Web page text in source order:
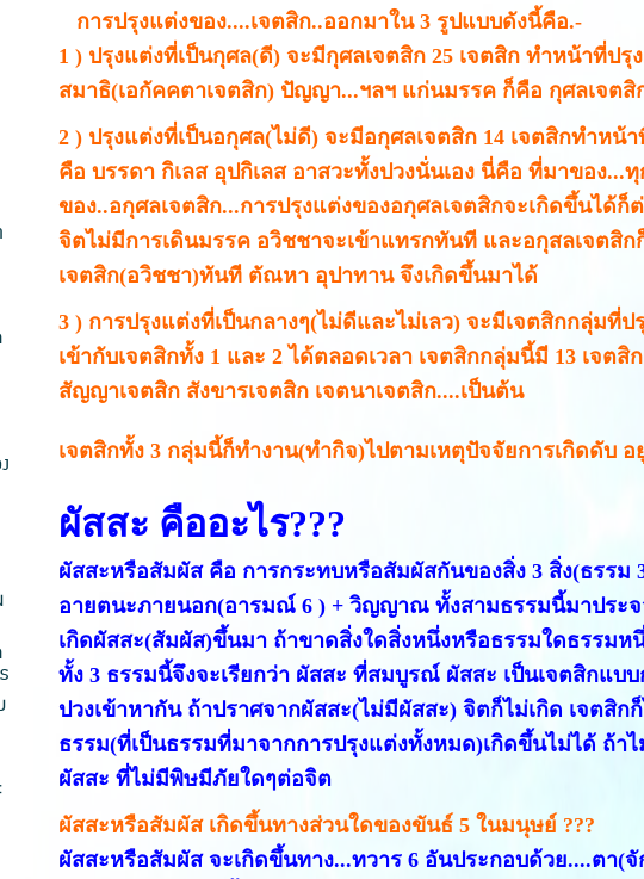
การปรุงแต่งของ....เจตสิก..ออกมาใน 3 รูปแบบดังนี้คือ.-
1 ) ปรุงแต่งที่เป็นกุศล(ดี) จะมีกุศลเจตสิก 25 เจตสิก ทำหน้าที่ป
สมาธิ(เอกัคคตาเจตสิก) ปัญญา...ฯลฯ แก่นมรรค ก็คือ กุศลเจตสิ
2 ) ปรุงแต่งที่เป็นอกุศล(ไม่ดี) จะมีอกุศลเจตสิก 14 เจตสิกทำห
คือ บรรดา กิเลส อุปกิเลส อาสวะทั้งปวงนั่นเอง นี่คือ ที่มาของ...
ของ..อกุศลเจตสิก...การปรุงแต่งของอกุศลเจตสิกจะเกิดขึ้นได้
จิตไม่มีการเดินมรรค อวิชชาจะเข้าแทรกทันที และอกุสลเจตสิ
เจตสิก(อวิชชา)ทันที ตัณหา อุปาทาน จึงเกิดขึ้นมาได้
3 ) การปรุงแต่งที่เป็นกลางๆ(ไม่ดีและไม่เลว) จะมีเจตสิกกลุ่มที่
เข้ากับเจตสิกทั้ง 1 และ 2 ได้ตลอดเวลา เจตสิกกลุ่มนี้มี 13 เจตสิ
สัญญาเจตสิก สังขารเจตสิก เจตนาเจตสิก....เป็นต้น
เจตสิกทั้ง 3 กลุ่มนี้ก็ทำงาน(ทำกิจ)ไปตามเหตุปัจจัยการเกิดดับ
ผัสสะ คืออะไร???
ผัสสะหรือสัมผัส คือ การกระทบหรือสัมผัสกันของสิ่ง 3 สิ่ง(ธรรม
อายตนะภายนอก(อารมณ์ 6 ) + วิญญาณ ทั้งสามธรรมนี้มาประ
เกิดผัสสะ(สัมผัส)ขึ้นมา ถ้าขาดสิ่งใดสิ่งหนึ่งหรือธรรมใดธรรมห
ทั้ง 3 ธรรมนี้จึงจะเรียกว่า ผัสสะ ที่สมบูรณ์ ผัสสะ เป็นเจตสิกแบ
ปวงเข้าหากัน ถ้าปราศจากผัสสะ(ไม่มีผัสสะ) จิตก็ไม่เกิด เจตสิก
ธรรม(ที่เป็นธรรมที่มาจากการปรุงแต่งทั้งหมด)เกิดขึ้นไม่ได้ ถ้
ผัสสะ ที่ไม่มีพิษมีภัยใดๆต่อจิต
ผัสสะหรือสัมผัส เกิดขึ้นทางส่วนใดของขันธ์ 5 ในมนุษย์ ???
ผัสสะหรือสัมผัส จะเกิดขึ้นทาง...ทวาร 6 อันประกอบด้วย....ตา(